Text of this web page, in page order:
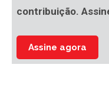
contribuição.
Assine agora